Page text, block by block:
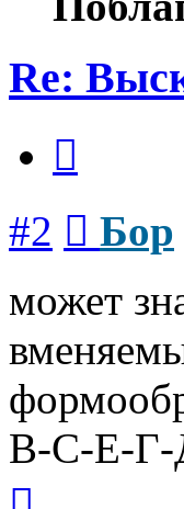
Re:
#2 Бор
может
В-С-Е-